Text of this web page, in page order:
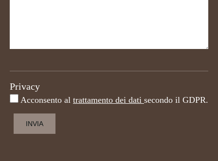
Privacy
Acconsento al trattamento dei dati secondo il GDPR.